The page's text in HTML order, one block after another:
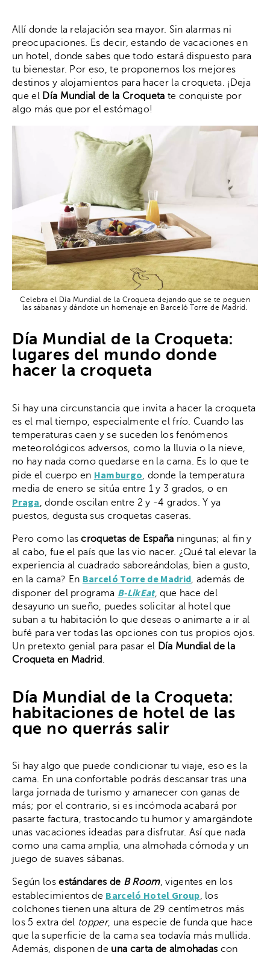
Allí donde la relajación sea mayor. Sin alarmas ni
preocupaciones. Es decir, estando de vacaciones en
un hotel, donde sabes que todo estará dispuesto para
tu bienestar. Por eso, te proponemos los mejores
destinos y alojamientos para hacer la croqueta. ¡Deja
que el Día Mundial de la Croqueta te conquiste por
algo más que por el estómago!
Celebra el Día Mundial de la Croqueta dejando que se te peguen
las sábanas y dándote un homenaje en Barceló Torre de Madrid.
Día Mundial de la Croqueta:
lugares del mundo donde
hacer la croqueta
Si hay una circunstancia que invita a hacer la croqueta
es el mal tiempo, especialmente el frío. Cuando las
temperaturas caen y se suceden los fenómenos
meteorológicos adversos, como la lluvia o la nieve,
no hay nada como quedarse en la cama. Es lo que te
pide el cuerpo en Hamburgo , donde la temperatura
media de enero se sitúa entre 1 y 3 grados, o en
Praga , donde oscilan entre 2 y -4 grados. Y ya
puestos, degusta sus croquetas caseras.
Pero como lascroquetas de España ningunas; al fin y
al cabo, fue el país que las vio nacer. ¿Qué tal elevar la
experiencia al cuadrado saboreándolas, bien a gusto,
en la cama? En Barceló Torre de Madrid , además de
disponer del programa B-LikEat, que hace del
desayuno un sueño, puedes solicitar al hotel que
suban a tu habitación lo que deseas o animarte a ir al
bufé para ver todas las opciones con tus propios ojos.
Un pretexto genial para pasar el Día Mundial de la
Croqueta en Madrid
Día Mundial de la Croqueta:
habitaciones de hotel de las
que no querrás salir
Si hay algo que puede condicionar tu viaje, eso es la
cama. En una confortable podrás descansar tras una
larga jornada de turismo y amanecer con ganas de
más; por el contrario, si es incómoda acabará por
pasarte factura, trastocando tu humor y amargándote
unas vacaciones ideadas para disfrutar. Así que nada
como una cama amplia, una almohada cómoda y un
juego de suaves sábanas.
Según losestándares de B Room, vigentes en los
establecimientos de Barceló Hotel Group, los
colchones tienen una altura de 29 centímetros más
los 5 extra del topper, una especie de funda que hace
que la superficie de la cama sea todavía más mullida.
Además, disponen de una carta de almohadas con